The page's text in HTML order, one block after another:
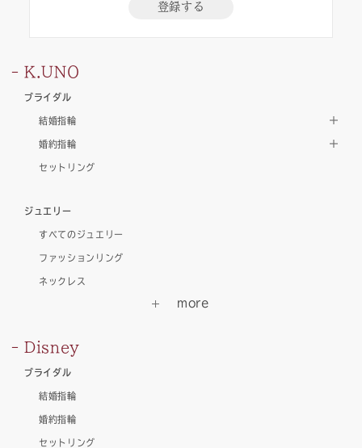
登録する
K.UNO
ブライダル
結婚指輪
婚約指輪
セットリング
ジュエリー
すべてのジュエリー
ファッションリング
ネックレス
Disney
ブライダル
結婚指輪
婚約指輪
セットリング